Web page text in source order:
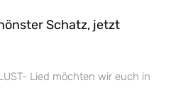
Schatz, jetzt
Lied möchten wir euch in